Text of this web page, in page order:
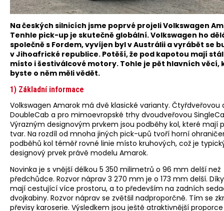
Na českých silnicích jsme poprvé projeli Volkswagen
Tenhle pick-up je skutečně globální. Volkswagen ho
společně s Fordem, vyvíjen byl v Austrálii a vyrábět se
v Jihoafrické republice. Potěší, že pod kapotou mají
místo i šestiválcové motory. Tohle je pět hlavních věcí,
byste o něm měli vědět.
1) Základní informace
Volkswagen Amarok má dvě klasické varianty. Čtyřdveřovou
DoubleCab a pro mimoevropské trhy dvoudveřovou
Výrazným designovým prvkem jsou podběhy kol, které mají
tvar. Na rozdíl od mnoha jiných pick-upů tvoří horní
podběhů kol téměř rovné linie místo kruhových, což je
designový prvek právě modelu Amarok.
Novinka je s vnější délkou 5 350 milimetrů o 96 mm delší než
předchůdce. Rozvor náprav 3 270 mm je o 173 mm delší.
mají cestující více prostoru, a to především na zadních
dvojkabiny. Rozvor náprav se zvětšil nadproporčně. Tím se
převisy karoserie. Výsledkem jsou ještě atraktivnější proporce